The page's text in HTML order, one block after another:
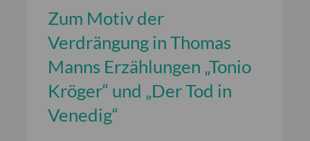
Zum Motiv der
Verdrängung in Thomas
Manns Erzählungen „Tonio
Kröger“ und „Der Tod in
Venedig“